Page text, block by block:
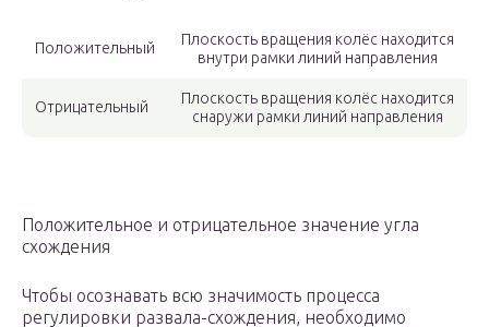
Положительный
Плоскость вращения колёс находится
внутри рамки линий направления
Отрицательный
Плоскость вращения колёс находится
снаружи рамки линий направления
Положительное и отрицательное значение угла
схождения
Чтобы осознавать всю значимость процесса
регулировки развала-схождения, необходимо